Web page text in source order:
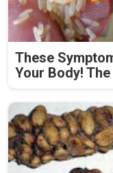
These
Your Body!